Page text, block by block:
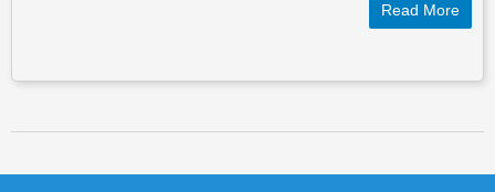
Read More
Post navigation